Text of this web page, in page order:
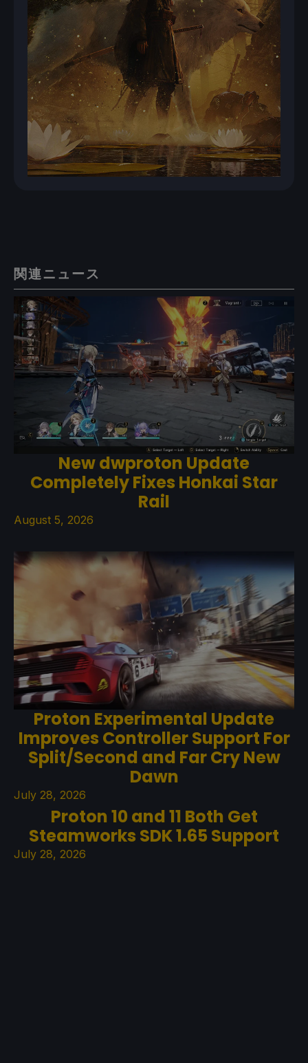
関連ニュース
New dwproton Update
Completely Fixes Honkai Star
Rail
August 5, 2026
Proton Experimental Update
Improves Controller Support For
Split/Second and Far Cry New
Dawn
July 28, 2026
Proton 10 and 11 Both Get
Steamworks SDK 1.65 Support
July 28, 2026